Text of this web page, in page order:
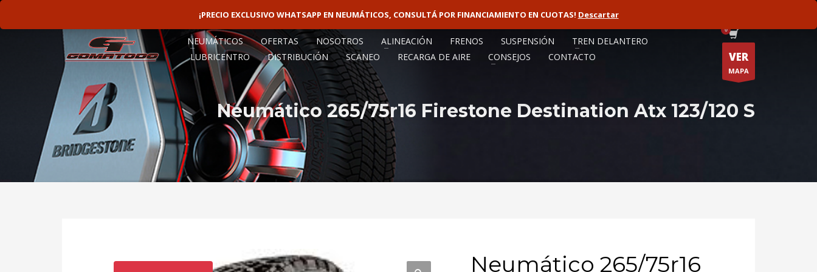
LINEAS ROTATIVAS:4797-9156 VENTA MAYORISTA FLOTAS
NEUMÁTICOS OFERTAS NOSOTROS ALINEACIÓN FRENOS SUSPENSIÓN
TREN DELANTERO
LUBRICENTRO
DISTRIBUCIÓN SCANEO RECARGA DE AIRE CONSEJOS CONTACTO VER
MAPA
Neumático 265/75r16 Firestone Destination Atx 123/120 S
Neumático 265/75r16
¡PRECIO EXCLUSIVO WHATSAPP EN NEUMÁTICOS, CONSULTÁ POR FINANCIAMIENTO EN CUOTAS! Descartar